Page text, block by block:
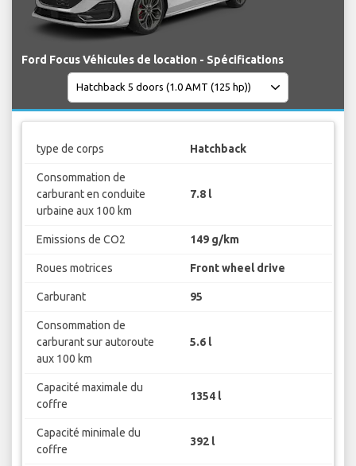
Ford Focus Véhicules de location - Spécifications
type de corps Hatchback
Consommation de
carburant en conduite
urbaine aux 100 km
7.8 l
Emissions de CO2 149 g/km
Roues motrices Front wheel drive
Carburant 95
Consommation de
carburant sur autoroute
aux 100 km
5.6 l
Capacité maximale du
coffre
1354 l
Capacité minimale du
coffre
392 l